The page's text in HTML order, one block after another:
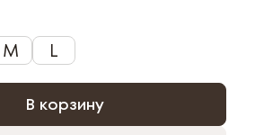
M L
В корзину